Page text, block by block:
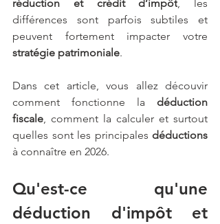
réduction et crédit d’impôt, les
différences sont parfois subtiles et
stratégie patrimoniale.
Dans cet article, vous allez découvir
comment fonctionne la déduction
fiscale, comment la calculer et surtout
quelles sont les principales déductions
à connaître en 2026.
Qu'est-ce qu'une
déduction d'impôt et